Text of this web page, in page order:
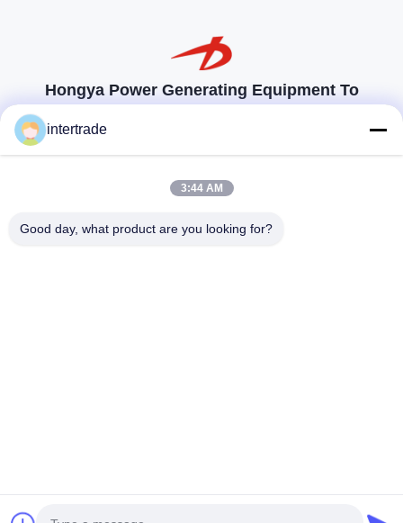
Hongya Power Generating Equipment To
soluzioni su misura per soddisfare le esigenze dei clienti
86-28-37561966-8:00
Copyright © 2022-2026 Hongya Power Generating Equipment To Utilities
intertrade
3:44 AM
Good day, what product are you looking for?